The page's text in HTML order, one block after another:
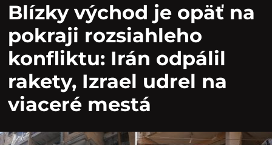
Blízky východ je opäť na
pokraji rozsiahleho
konfliktu: Irán odpálil
rakety, Izrael udrel na
viaceré mestá